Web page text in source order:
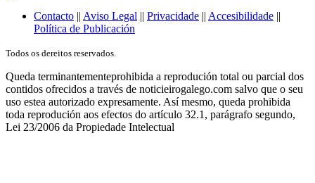
Contacto || Aviso Legal || Privacidade || Accesibilidade ||
Política de Publicación
Todos os dereitos reservados.
Queda terminantementeprohibida a reprodución total ou parcial dos
contidos ofrecidos a través de noticieirogalego.com salvo que o seu
uso estea autorizado expresamente. Así mesmo, queda prohibida
toda reprodución aos efectos do artículo 32.1, parágrafo segundo,
Lei 23/2006 da Propiedade Intelectual